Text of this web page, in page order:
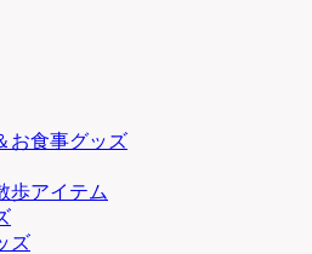
お食事グッズ
歩アイテム
ズ